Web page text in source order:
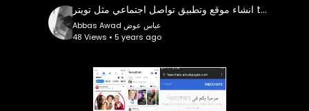
انشاء موقع وتطبيق تواصل اجتماعي مثل تويتر twitter وربح يوميا 30.000$ الف دولار
Abbas Awad عباس عوض
48 Views • 5 years ago